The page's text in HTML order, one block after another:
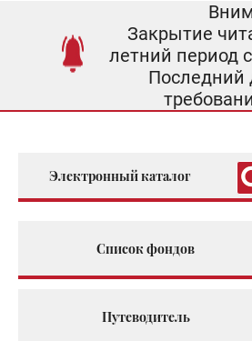
Закрытие
летний период
Последний
Электронный каталог
Список фондов
Путеводитель